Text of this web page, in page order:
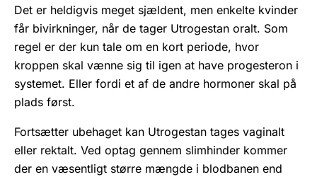
Det er heldigvis meget sjældent, men enkelte kvinder
får bivirkninger, når de tager Utrogestan oralt. Som
regel er der kun tale om en kort periode, hvor
kroppen skal vænne sig til igen at have progesteron i
systemet. Eller fordi et af de andre hormoner skal på
plads først.
Fortsætter ubehaget kan Utrogestan tages vaginalt
eller rektalt. Ved optag gennem slimhinder kommer
der en væsentligt større mængde i blodbanen end